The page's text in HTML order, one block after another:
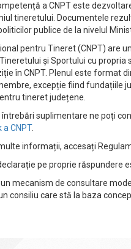
a CNPT este
tineretului. Documentele
publice de la nivelul
pentru Tineret (CNPT) are
și Sportului cu
în CNPT. Plenul este format
excepție fiind fundațiile
tineret județene.
întrebări suplimentare ne poți
a CNPT.
informații, accesați
pe proprie răspundere
un mecanism de consultare
consiliu care stă la baza